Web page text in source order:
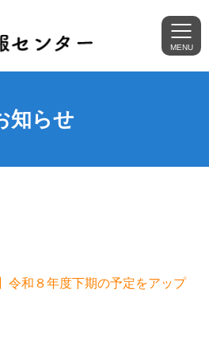
MENU
知らせ
令和８年度下期の予定をアップ